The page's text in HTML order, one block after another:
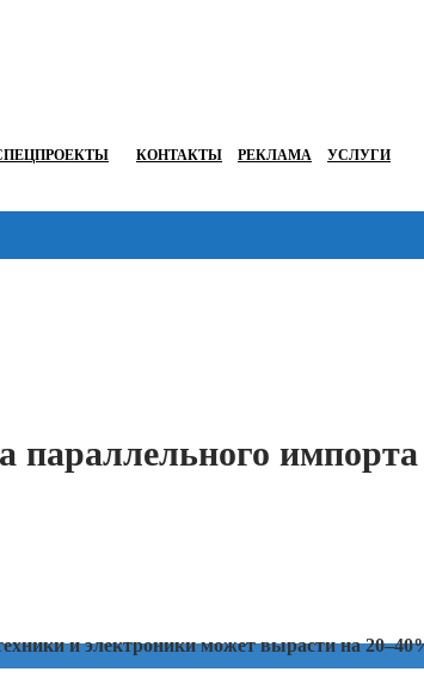
КОНТАКТЫ РЕКЛАМА УСЛУГИ
параллельного импорта
и электроники может вырасти на